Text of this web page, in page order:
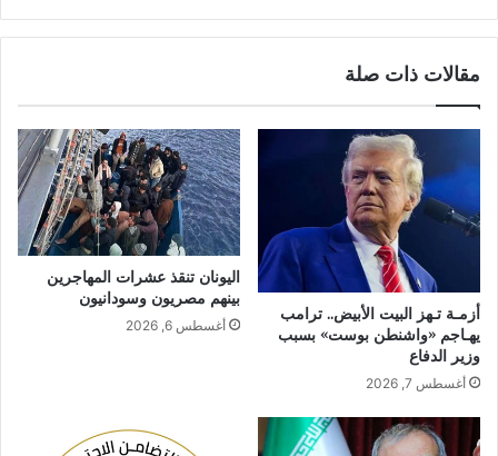
مقالات ذات صلة
أزمـة تـهز البيت الأبيض.. ترامب
يهـاجم «واشنطن بوست» بسبب
وزير الدفاع
أغسطس 7, 2026
اليونان تنقذ عشرات المهاجرين
بينهم مصريون وسودانيون
أغسطس 6, 2026